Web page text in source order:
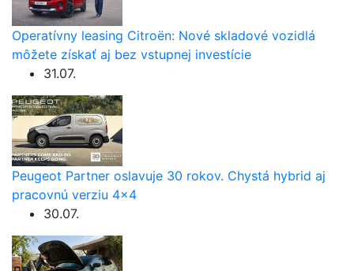
Operatívny leasing Citroën: Nové skladové vozidlá
môžete získať aj bez vstupnej investície
31.07.
Peugeot Partner oslavuje 30 rokov. Chystá hybrid aj
pracovnú verziu 4×4
30.07.